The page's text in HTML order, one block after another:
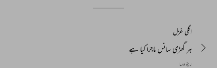
اگلی غزل
ہر گھڑی سانس ماجرا کیا ہے
رینو ورما